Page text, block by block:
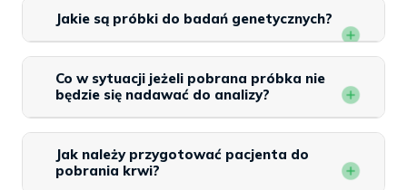
Jakie są próbki do badań genetycznych?
Co w sytuacji jeżeli pobrana próbka nie
będzie się nadawać do analizy?
Jak należy przygotować pacjenta do
pobrania krwi?